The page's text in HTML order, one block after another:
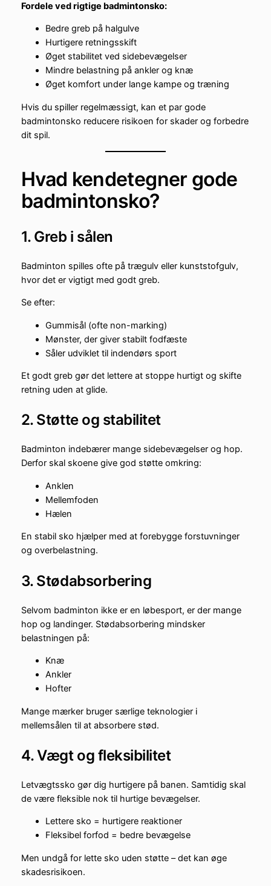
Fordele ved rigtige badmintonsko:
Bedre greb på halgulve
Hurtigere retningsskift
Øget stabilitet ved sidebevægelser
Mindre belastning på ankler og knæ
Øget komfort under lange kampe og træning
Hvis du spiller regelmæssigt, kan et par gode
badmintonsko reducere risikoen for skader og forbedre
dit spil.
Hvad kendetegner gode
badmintonsko?
1. Greb i sålen
Badminton spilles ofte på trægulv eller kunststofgulv,
hvor det er vigtigt med godt greb.
Se efter:
Gummisål (ofte non-marking)
Mønster, der giver stabilt fodfæste
Såler udviklet til indendørs sport
Et godt greb gør det lettere at stoppe hurtigt og skifte
retning uden at glide.
2. Støtte og stabilitet
Badminton indebærer mange sidebevægelser og hop.
Derfor skal skoene give god støtte omkring:
Anklen
Mellemfoden
Hælen
En stabil sko hjælper med at forebygge forstuvninger
og overbelastning.
3. Stødabsorbering
Selvom badminton ikke er en løbesport, er der mange
hop og landinger. Stødabsorbering mindsker
belastningen på:
Knæ
Ankler
Hofter
Mange mærker bruger særlige teknologier i
mellemsålen til at absorbere stød.
4. Vægt og fleksibilitet
Letvægtssko gør dig hurtigere på banen. Samtidig skal
de være fleksible nok til hurtige bevægelser.
Lettere sko = hurtigere reaktioner
Fleksibel forfod = bedre bevægelse
Men undgå for lette sko uden støtte – det kan øge
skadesrisikoen.